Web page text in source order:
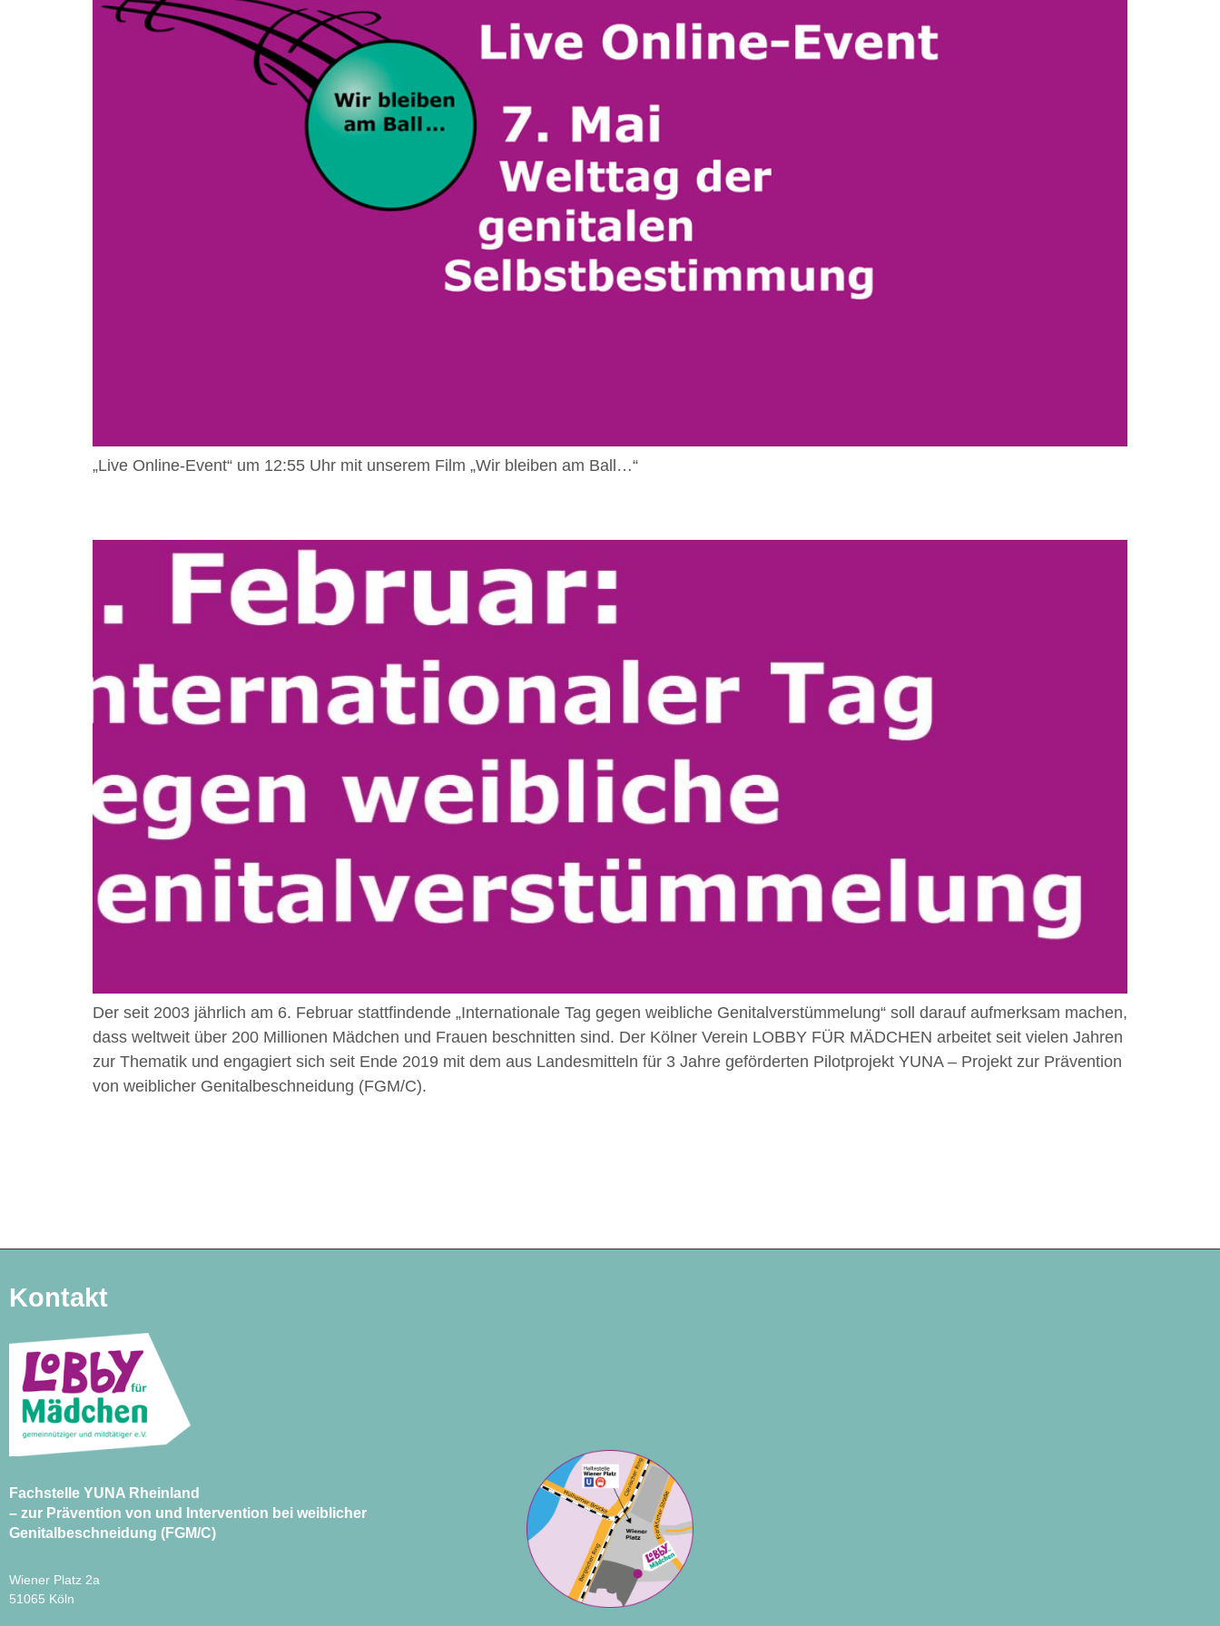
„Live Online-Event“ um 12:55 Uhr mit unserem Film „Wir bleiben am Ball…“
Der seit 2003 jährlich am 6. Februar stattfindende „Internationale Tag gegen weibliche Genitalverstümmelung“ soll darauf aufmerksam machen,
dass weltweit über 200 Millionen Mädchen und Frauen beschnitten sind. Der Kölner Verein LOBBY FÜR MÄDCHEN arbeitet seit vielen Jahren
zur Thematik und engagiert sich seit Ende 2019 mit dem aus Landesmitteln für 3 Jahre geförderten Pilotprojekt YUNA – Projekt zur Prävention
von weiblicher Genitalbeschneidung (FGM/C).
Kontakt
Fachstelle YUNA Rheinland
– zur Prävention von und Intervention bei weiblicher
Genitalbeschneidung (FGM/C)
Wiener Platz 2a
51065 Köln